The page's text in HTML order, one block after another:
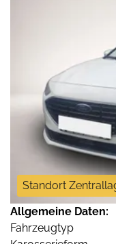
Standort
Allgemeine Daten:
Fahrzeugtyp